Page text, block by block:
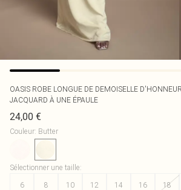
OASIS ROBE LONGUE DE DEMOISELLE
JACQUARD À UNE ÉPAULE
24,00 €
Couleur: Butter
Sélectionner une taille:
6
8 10 12 14 16 18